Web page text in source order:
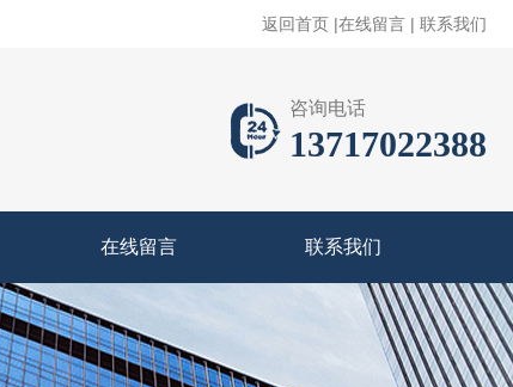
返回首页 |在线留言 | 联系我们
咨询电话
13717022388
在线留言 联系我们